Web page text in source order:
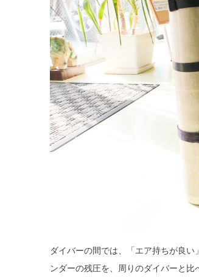
ダイバーの間では、「エア持ちが良
ンダーの残圧を、周りのダイバーと比